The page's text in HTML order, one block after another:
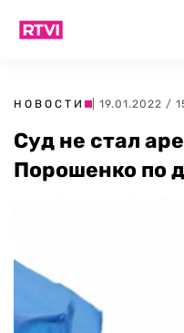
НОВОСТИ | 19.01.2022 /
Суд не стал
Порошенко по